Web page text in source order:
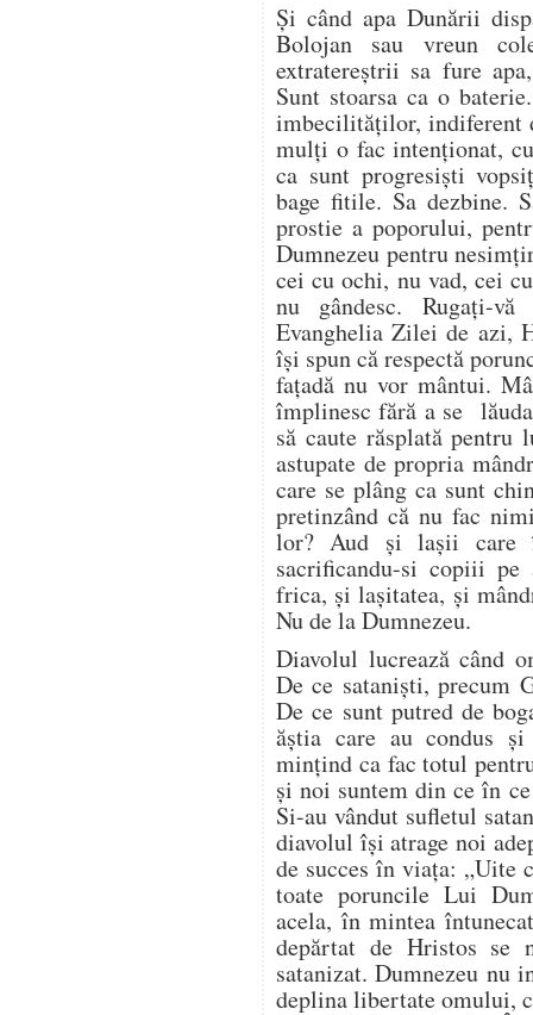
Și când apa Dunării
Bolojan sau vreun
extratereștrii sa fure
Sunt stoarsa ca o
imbecilităților, indiferent
mulți o fac intenționat,
ca sunt progresiști
bage fitile. Sa dezbine.
prostie a poporului,
Dumnezeu pentru
cei cu ochi, nu vad, cei
nu gândesc. Rugați-
Evanghelia Zilei de azi,
își spun că respectă
fațadă nu vor mântui.
împlinesc fără a se
să caute răsplată
astupate de propria
care se plâng ca sunt
pretinzând că nu fac
lor? Aud și lașii care
sacrificandu-si copiii
frica, și lașitatea, și
Nu de la Dumnezeu.
Diavolul lucrează când
De ce sataniști, precum
De ce sunt putred de
ăștia care au condus
mințind ca fac totul
și noi suntem din ce în
Si-au vândut sufletul
diavolul își atrage noi
de succes în viața: „Uite
toate poruncile Lui
acela, în mintea
depărtat de Hristos se
satanizat. Dumnezeu nu
deplina libertate omului,